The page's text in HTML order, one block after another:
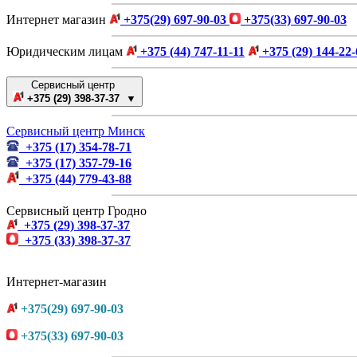
Интернет магазин +375(29) 697-90-03 +375(33) 697-90-03
Юридическим лицам +375 (44) 747-11-11 +375 (29) 144-
Сервисный центр
+375 (29) 398-37-37 ▼
Сервисный центр Минск
+375 (17) 354-78-71
+375 (17) 357-79-16
+375 (44) 779-43-88
Сервисный центр Гродно
+375 (29) 398-37-37
+375 (33) 398-37-37
Интернет-магазин
+375(29) 697-90-03
+375(33) 697-90-03